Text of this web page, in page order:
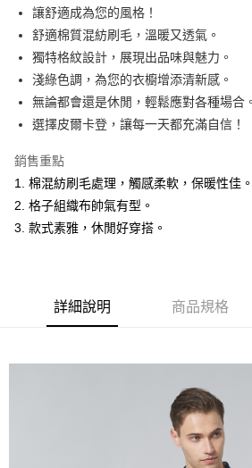
Apple Pay
悠遊付
Google Pay
ATM付款
全家取貨付款
每筆NT$60，滿NT$1,200(含以上)免運費
付款後全家取貨
每筆NT$60，滿NT$1,200(含以上)免運費
讓舒適成為您的風格！
舒適棉質混紡刷毛，溫暖又透氣。
獨特格紋設計，展現出品味與魅力。
淺綠色調，為您的衣櫥增添清新感。
無論都會還是休閒，輕鬆應對各種場合。
選擇皮爾卡登，讓每一天都充滿自信！
銷售重點
1. 棉混紡刷毛處理，觸感柔軟，保暖性佳。
2. 格子組織布帥氣有型。
3. 款式素雅，休閒好穿搭。
詳細說明 商品規格